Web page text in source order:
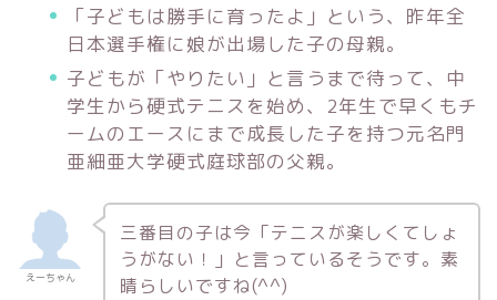
「子どもは勝手に育ったよ」という、昨年全
日本選手権に娘が出場した子の母親。
子どもが「やりたい」と言うまで待って、中
学生から硬式テニスを始め、2年生で早くもチ
ームのエースにまで成長した子を持つ元名門
亜細亜大学硬式庭球部の父親。
えーちゃん
三番目の子は今「テニスが楽しくてしょ
うがない！」と言っているそうです。素
晴らしいですね(^^)